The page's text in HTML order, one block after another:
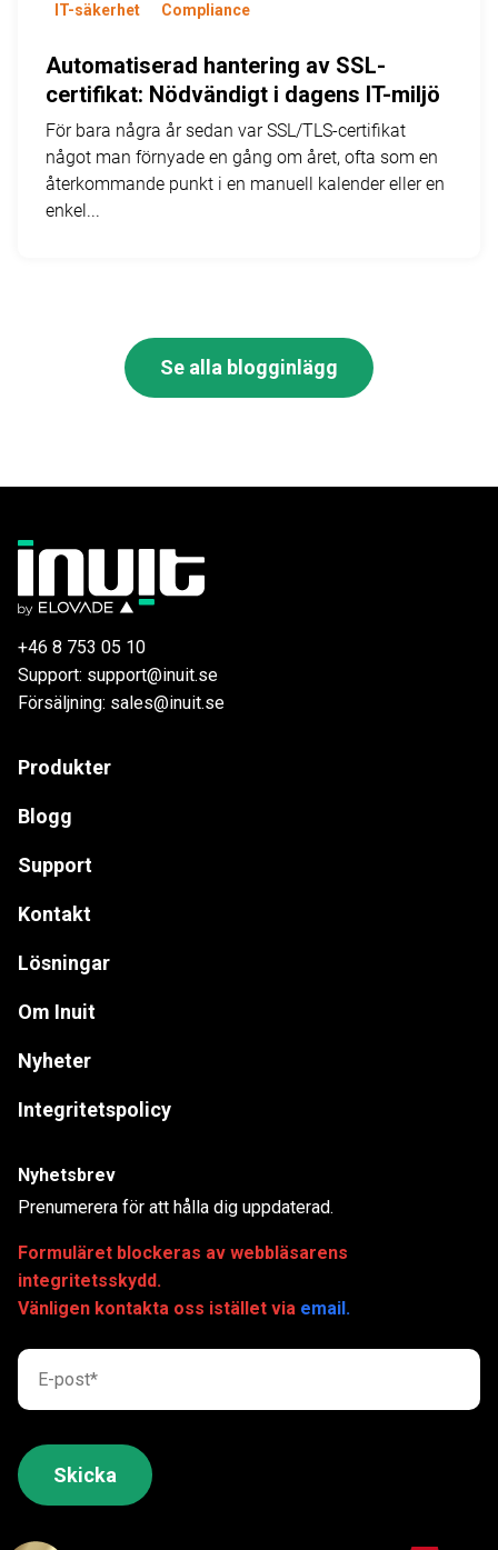
IT-säkerhet Compliance
Automatiserad hantering av SSL-
certifikat: Nödvändigt i dagens IT-miljö
För bara några år sedan var SSL/TLS-certifikat
något man förnyade en gång om året, ofta som en
återkommande punkt i en manuell kalender eller en
enkel...
Se alla blogginlägg
+46 8 753 05 10
Support: support@inuit.se
Försäljning: sales@inuit.se
Produkter
Blogg
Support
Kontakt
Lösningar
Om Inuit
Nyheter
Integritetspolicy
Nyhetsbrev
Prenumerera för att hålla dig uppdaterad.
Formuläret blockeras av webbläsarens
integritetsskydd.
Vänligen kontakta oss istället via email.